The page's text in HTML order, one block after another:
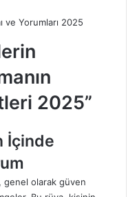
2025”
İçinde
genel olarak güven